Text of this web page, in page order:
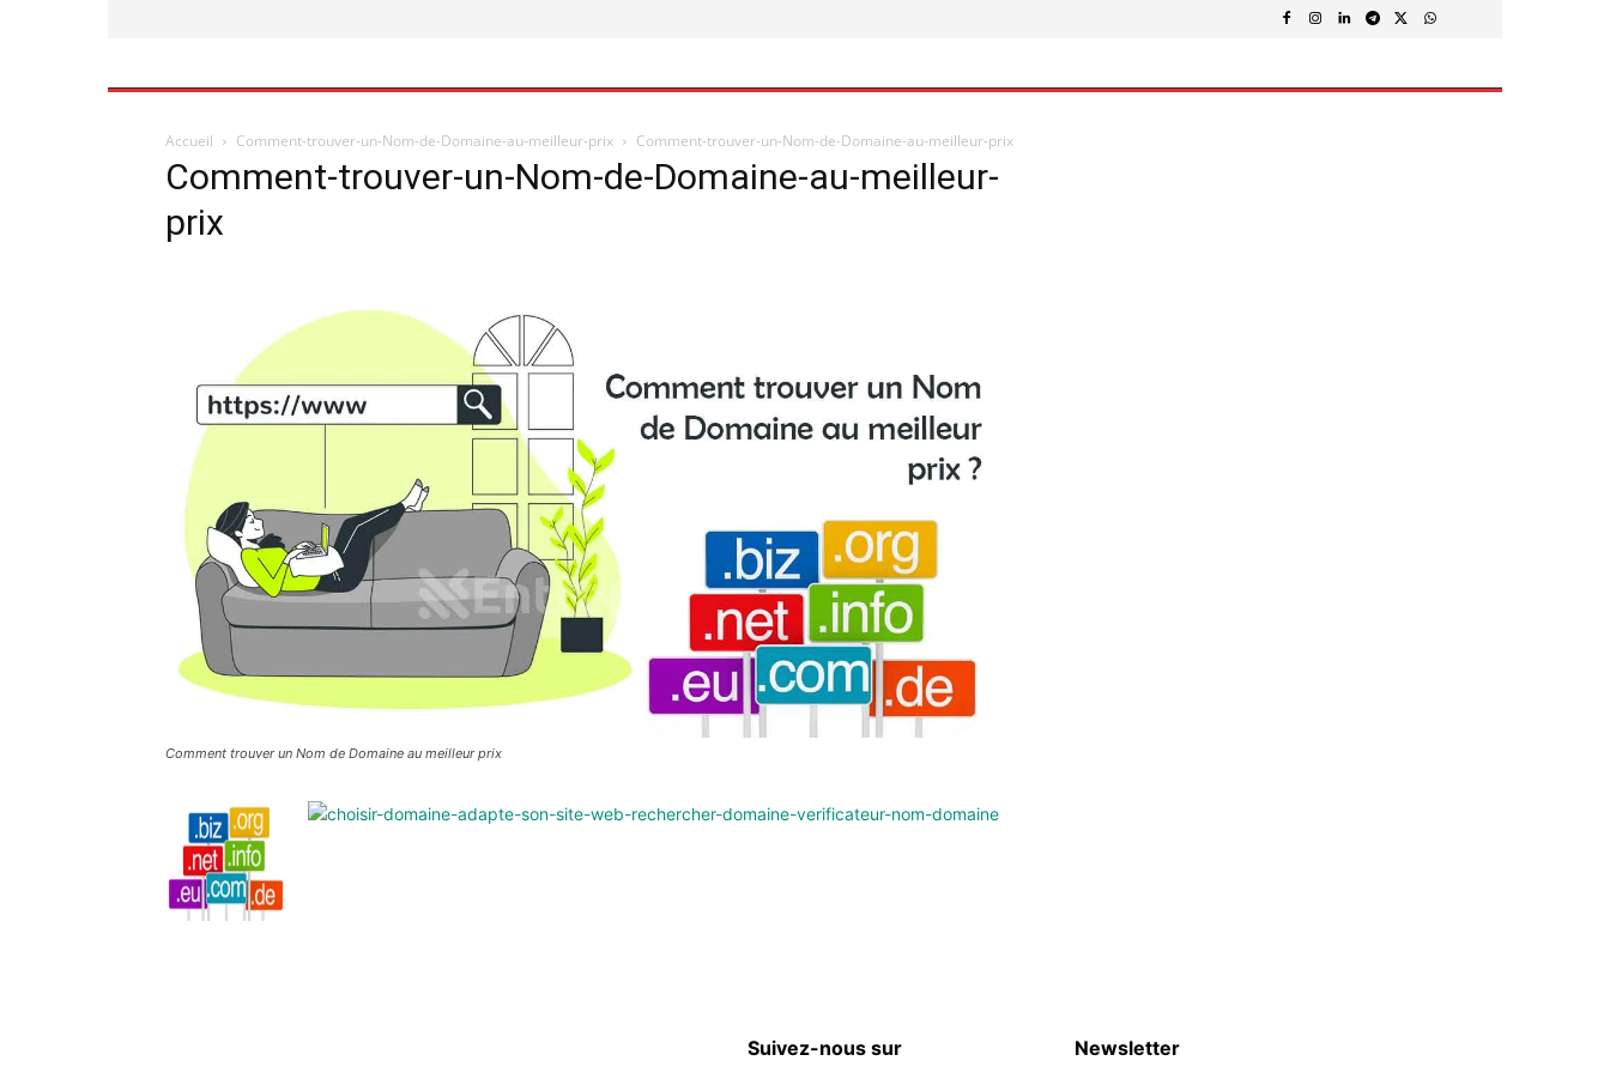
Accueil Comment-trouver-un-Nom-de-Domaine-au-meilleur-prix Comment-trouver-un-Nom-de-Domaine-au-meilleur-prix
Comment-trouver-un-Nom-de-Domaine-au-meilleur-
prix
Comment trouver un Nom de Domaine au meilleur prix
Suivez-nous sur Newsletter